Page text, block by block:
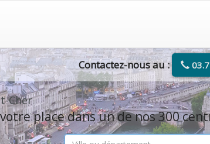
Contactez-nous au :
Cher
place dans un de nos 300